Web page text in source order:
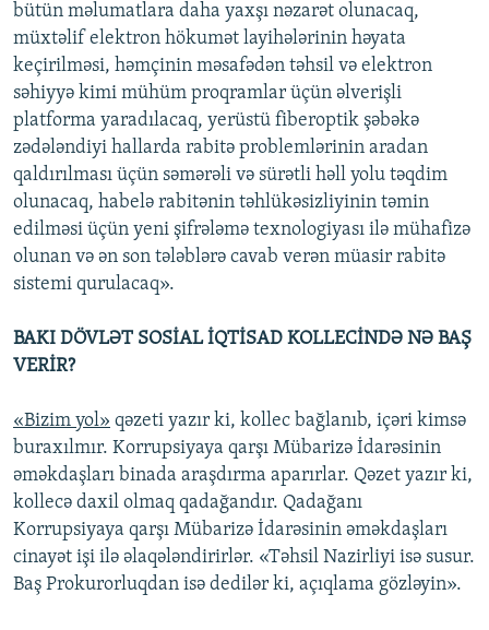
bütün məlumatlara daha yaxşı nəzarət olunacaq,
müxtəlif elektron hökumət layihələrinin həyata
keçirilməsi, həmçinin məsafədən təhsil və elektron
səhiyyə kimi mühüm proqramlar üçün əlverişli
platforma yaradılacaq, yerüstü fiberoptik şəbəkə
zədələndiyi hallarda rabitə problemlərinin aradan
qaldırılması üçün səmərəli və sürətli həll yolu təqdim
olunacaq, habelə rabitənin təhlükəsizliyinin təmin
edilməsi üçün yeni şifrələmə texnologiyası ilə mühafizə
olunan və ən son tələblərə cavab verən müasir rabitə
sistemi qurulacaq».
BAKI DÖVLƏT SOSİAL İQTİSAD KOLLECİNDƏ NƏ BAŞ
VERİR?
«Bizim yol» qəzeti yazır ki, kollec bağlanıb, içəri kimsə
buraxılmır. Korrupsiyaya qarşı Mübarizə İdarəsinin
əməkdaşları binada araşdırma aparırlar. Qəzet yazır ki,
kollecə daxil olmaq qadağandır. Qadağanı
Korrupsiyaya qarşı Mübarizə İdarəsinin əməkdaşları
cinayət işi ilə əlaqələndirirlər. «Təhsil Nazirliyi isə susur.
Baş Prokurorluqdan isə dedilər ki, açıqlama gözləyin».